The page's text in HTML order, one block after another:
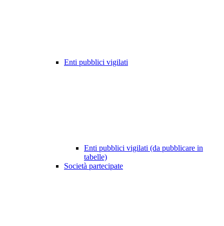
Enti pubblici vigilati
Enti pubblici vigilati (da pubblicare in
tabelle)
Società partecipate